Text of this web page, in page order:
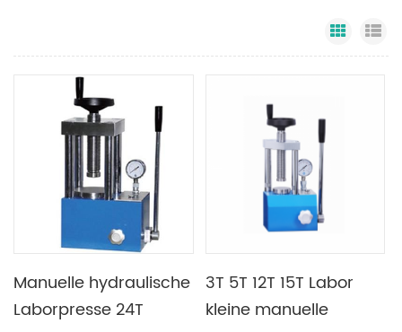
Grid
Manuelle hydraulische
Laborpresse 24T
3T 5T ​​12T 15T Labor
kleine manuelle